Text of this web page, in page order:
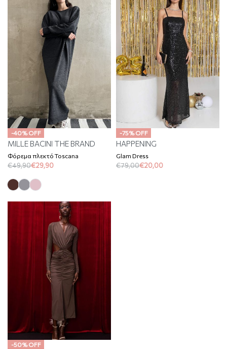
-40% OFF
MILLE BACINI THE BRAND
Φόρεμα πλεκτό Toscana
€49,90€29,90
-75% OFF
HAPPENING
Glam Dress
€79,00€20,00
-50% OFF